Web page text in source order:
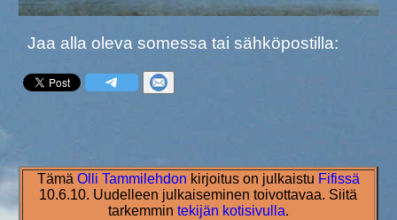
Jaa alla oleva somessa tai sähköpostilla:
Tämä Olli Tammilehdon kirjoitus on julkaistu Fifissä
10.6.10. Uudelleen julkaiseminen toivottavaa. Siitä
tarkemmin tekijän kotisivulla.